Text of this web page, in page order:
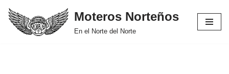
Saltar
Moteros Norteños
En el Norte del Norte